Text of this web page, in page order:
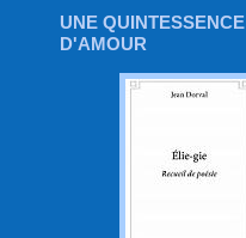
UNE QUINTESSENCE
D'AMOUR